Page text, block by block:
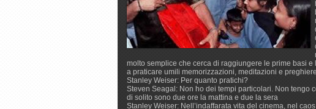
molto semplice che cerca di raggiungere le prime basi
a praticare umili memorizzazioni, meditazioni e
Stanley Weiser: Per quanto pratichi?
Steven Seagal: Non ho dei tempi particolari. Non tengo
di solito sono due ore la mattina e due la sera
Stanley Weiser: Nell’indaffarata vita del cinema, nel